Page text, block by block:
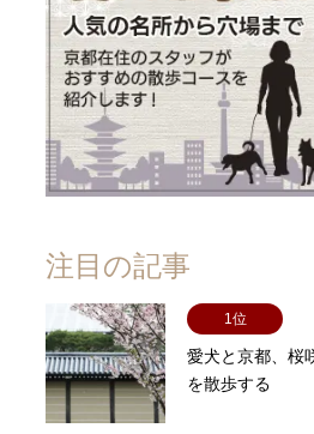
注目の記事
1位
愛犬と京都、桜
を散歩する